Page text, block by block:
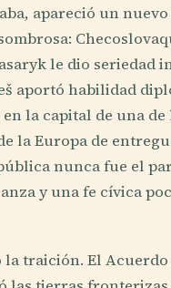
apareció un
le dio seriedad
aportó habilidad
la capital de una de
la Europa de
nunca fue el
y una fe cívica
traición. El